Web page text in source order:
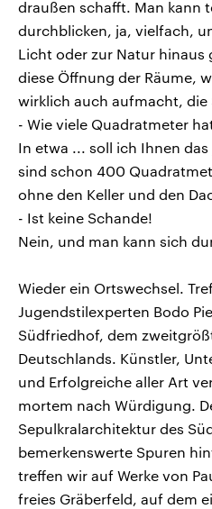
draußen schafft. Man kann
durchblicken, ja, vielfach,
Licht oder zur Natur hinaus
diese Öffnung der Räume,
wirklich auch aufmacht, die
- Wie viele Quadratmeter
In etwa ... soll ich Ihnen
sind schon 400
ohne den Keller und den
- Ist keine Schande!
Nein, und man kann sich
Wieder ein Ortswechsel.
Jugendstilexperten Bodo
Südfriedhof, dem
Deutschlands. Künstler,
und Erfolgreiche aller Art
mortem nach Würdigung.
Sepulkralarchitektur des
bemerkenswerte Spuren
treffen wir auf Werke von
freies Gräberfeld, auf dem